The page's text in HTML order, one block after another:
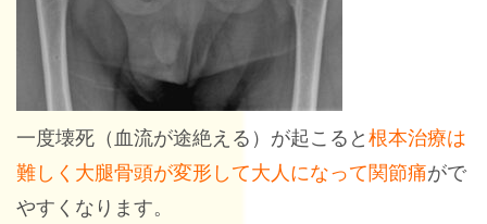
一度壊死（血流が途絶える）が起こると根本治療は
難しく大腿骨頭が変形して大人になって関節痛がで
やすくなります。